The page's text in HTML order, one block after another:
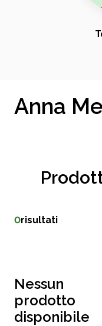
Anna
0risultati
Nessun
prodotto
disponibile